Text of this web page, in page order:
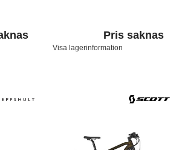
Pris saknas
Visa lagerinformation